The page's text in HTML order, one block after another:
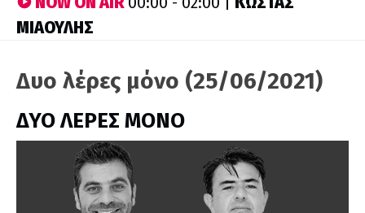
ΜΙΑΟΥΛΗΣ
Δυο λέρες μόνο (25/06/2021)
ΔΥΟ ΛΕΡΕΣ ΜΟΝΟ